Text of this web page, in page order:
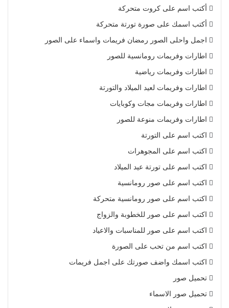
أكتب اسم على كروت متحركة
أكتب اسمك على صورة تورتة متحركة
اجمل واحلى الصور رمضان فريمات واسماء على الصور
اطارات وفريمات رومانسية للصور
اطارات وفريمات رياضية
اطارات وفريمات لعيد الميلاد والتورتة
اطارات وفريمات مجات وكوبايات
اطارات وفريمات منوعة للصور
اكتب اسم على التورتة
اكتب اسم على المجوهرات
اكتب اسم على تورتة عيد الميلاد
اكتب اسم على صور رومانسية
اكتب اسم على صور رومانسية متحركة
اكتب اسم على صور للخطوبة والزواج
اكتب اسم على صور للمناسبات والاعياد
اكتب اسم من تحب على الصورة
اكتب اسمك واضف صورتك على اجمل فريمات
تحميل صور
تحميل صور الاسماء